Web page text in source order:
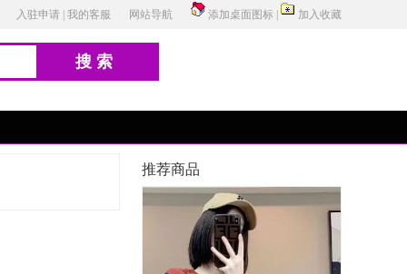
入驻申请 我的客服 网站导航 添加桌面图标 加入收藏
搜索
推荐商品